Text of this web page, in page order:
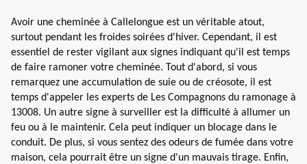
Avoir une cheminée à Callelongue est un véritable atout,
surtout pendant les froides soirées d'hiver. Cependant, il est
essentiel de rester vigilant aux signes indiquant qu'il est temps
de faire ramoner votre cheminée. Tout d'abord, si vous
remarquez une accumulation de suie ou de créosote, il est
temps d'appeler les experts de Les Compagnons du ramonage à
13008. Un autre signe à surveiller est la difficulté à allumer un
feu ou à le maintenir. Cela peut indiquer un blocage dans le
conduit. De plus, si vous sentez des odeurs de fumée dans votre
maison, cela pourrait être un signe d'un mauvais tirage. Enfin,